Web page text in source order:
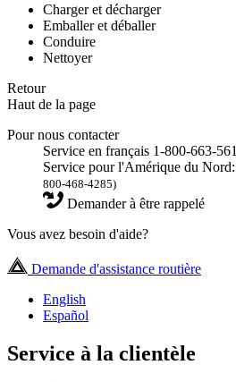
Charger et décharger
Emballer et déballer
Conduire
Nettoyer
Retour
Haut de la page
Pour nous contacter
Service en français 1-800-663-
Service pour l'Amérique du
800-468-4285)
Demander à être rappelé
Vous avez besoin d'aide?
Demande d'assistance routière
English
Español
Service à la clientèle